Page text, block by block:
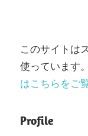
このサイトは
使っています。
はこちらをご
Profile